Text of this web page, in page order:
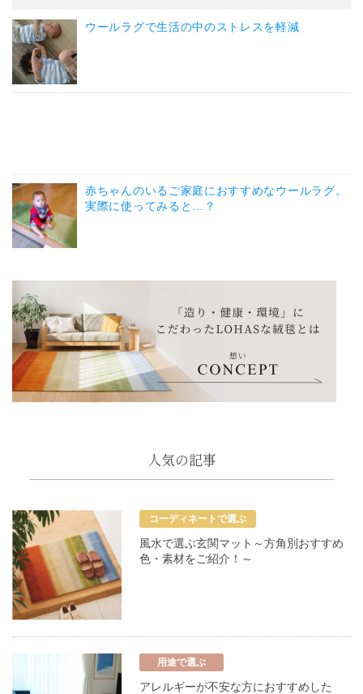
ウールラグで生活の中のストレスを軽減
赤ちゃんのいるご家庭におすすめなウールラグ。
実際に使ってみると…？
人気の記事
コーディネートで選ぶ
風水で選ぶ玄関マット～方角別おすすめ
色・素材をご紹介！～
用途で選ぶ
アレルギーが不安な方におすすめした